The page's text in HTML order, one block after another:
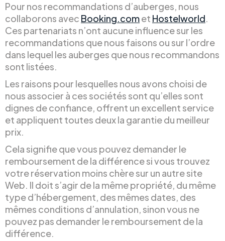
Pour nos recommandations d’auberges, nous
collaborons avec Booking.comet Hostelworld.
Ces partenariats n’ont aucune influence sur les
recommandations que nous faisons ou sur l’ordre
dans lequel les auberges que nous recommandons
sont listées.
Les raisons pour lesquelles nous avons choisi de
nous associer à ces sociétés sont qu’elles sont
dignes de confiance, offrent un excellent service
et appliquent toutes deux la garantie du meilleur
prix.
Cela signifie que vous pouvez demander le
remboursement de la différence si vous trouvez
votre réservation moins chère sur un autre site
Web. Il doit s’agir de la même propriété, du même
type d’hébergement, des mêmes dates, des
mêmes conditions d’annulation, sinon vous ne
pouvez pas demander le remboursement de la
différence.